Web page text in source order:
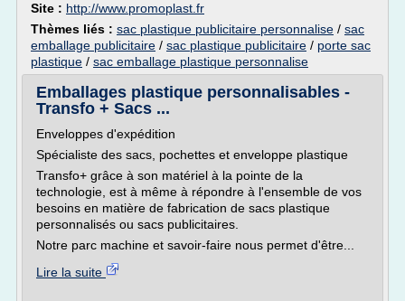
Site : http://www.promoplast.fr
Thèmes liés : sac plastique publicitaire personnalise / sac
emballage publicitaire / sac plastique publicitaire / porte sac
plastique / sac emballage plastique personnalise
Emballages plastique personnalisables -
Transfo + Sacs ...
Enveloppes d'expédition
Spécialiste des sacs, pochettes et enveloppe plastique
Transfo+ grâce à son matériel à la pointe de la
technologie, est à même à répondre à l'ensemble de vos
besoins en matière de fabrication de sacs plastique
personnalisés ou sacs publicitaires.
Notre parc machine et savoir-faire nous permet d'être...
Lire la suite